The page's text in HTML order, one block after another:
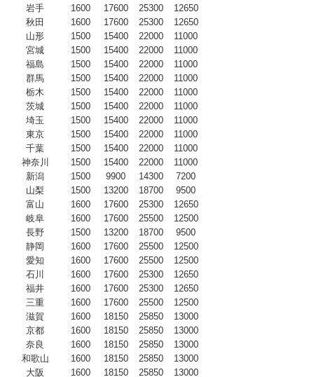
岩手
1600 17600 25300
12650
秋田
1600 17600 25300
12650
山形
1500 15400 22000
11000
宮城
1500 15400 22000
11000
福島
1500 15400 22000
11000
群馬
1500 15400 22000
11000
栃木
1500 15400 22000
11000
茨城
1500 15400 22000
11000
埼玉
1500 15400 22000
11000
東京
1500 15400 22000
11000
千葉
1500 15400 22000
11000
神奈川
1500 15400 22000
11000
新潟
1500 9900 14300
7200
山梨
1500 13200 18700
9500
富山
1600 17600 25300
12650
岐阜
1600 17600 25500
12500
長野
1500 13200 18700
9500
静岡
1600 17600 25500
12500
愛知
1600 17600 25500
12500
石川
1600 17600 25300
12650
福井
1600 17600 25300
12650
三重
1600 17600 25500
12500
滋賀
1600 18150 25850
13000
京都
1600 18150 25850
13000
奈良
1600 18150 25850
13000
和歌山
1600 18150 25850
13000
大阪
1600 18150 25850
13000